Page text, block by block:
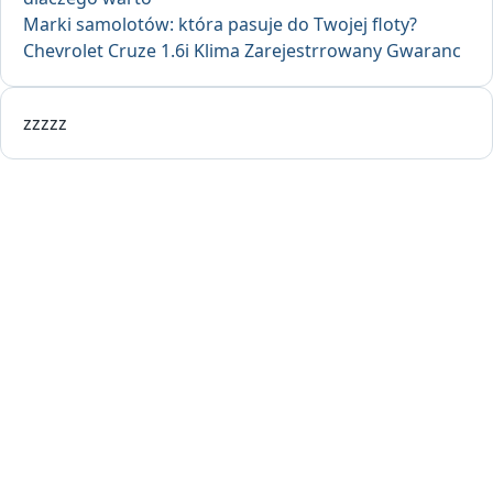
Marki samolotów: która pasuje do Twojej floty?
Chevrolet Cruze 1.6i Klima Zarejestrrowany Gwaranc
zzzzz